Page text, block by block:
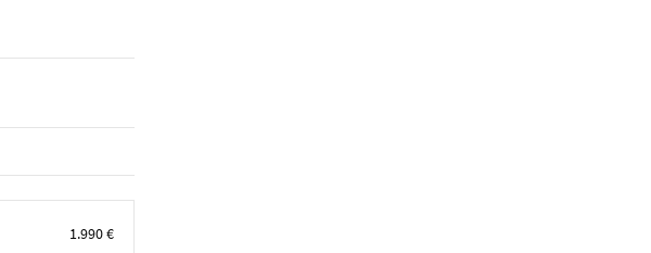
1.990 €